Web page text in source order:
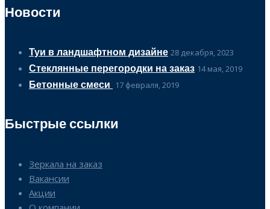
Новости
Туи в ландшафтном дизайне 28 декабря, 2023
Стеклянные перегородки на заказ 14 мая, 2019
Бетонные смеси 17 февраля, 2019
Быстрые ссылки
Зеркала на заказ
Вакансии
Акции